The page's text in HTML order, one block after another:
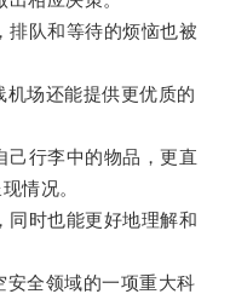
队和等待的烦恼也被
场还能提供更优质的
行李中的物品，更直
情况。
时也能更好地理解和
全领域的一项重大科